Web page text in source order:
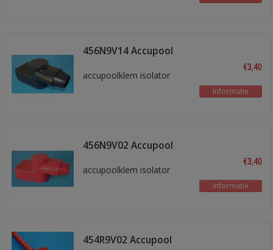
456N9V14 Accupool
accupoolklem isolator
€3,40
Informatie
456N9V02 Accupool
accupoolklem isolator
€3,40
Informatie
454R9V02 Accupool